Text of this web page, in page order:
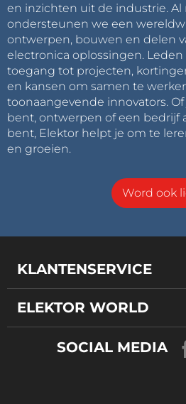
en inzichten uit de industrie. Al
ondersteunen we een
ontwerpen, bouwen en delen
electronica oplossingen.
toegang tot projecten,
en kansen om samen te
toonaangevende innovators.
bent, ontwerpen of een bedrijf
bent, Elektor helpt je om te
en groeien.
Word ook
KLANTENSERVICE
ELEKTOR WORLD
SOCIAL MEDIA